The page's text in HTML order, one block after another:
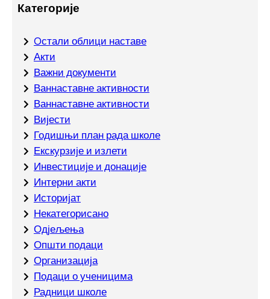
Категорије
Oстали облици наставе
Акти
Важни документи
Ваннаставне активности
Ваннаставне активности
Вијести
Годишњи план рада школе
Екскурзије и излети
Инвестиције и донације
Интерни акти
Историјат
Некатегорисано
Одјељења
Општи подаци
Организација
Подаци о ученицима
Радници школе